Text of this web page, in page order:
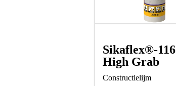
Sikaflex®-116
High Grab
Constructielijm